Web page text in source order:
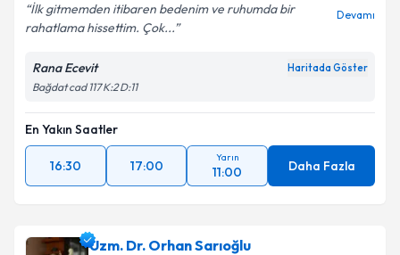
İlk gitmemden itibaren bedenim ve ruhumda bir
rahatlama hissettim. Çok...
Devamı
Rana Ecevit Haritada Göster
Bağdat cad 117 K:2 D:11
En Yakın Saatler
16:30 17:00
Yarın
11:00 Daha Fazla
Uzm. Dr. Orhan Sarıoğlu